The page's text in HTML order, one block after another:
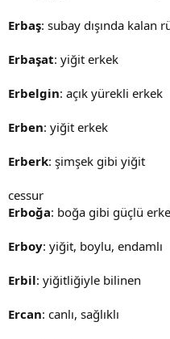
Erbaş: subay dışında kalan
Erbaşat: yiğit erkek
Erbelgin: açık yürekli erkek
Erben: yiğit erkek
Erberk: şimşek gibi yiğit
cessur
Erboğa: boğa gibi güçlü
Erboy: yiğit, boylu, endamlı
Erbil: yiğitliğiyle bilinen
Ercan: canlı, sağlıklı